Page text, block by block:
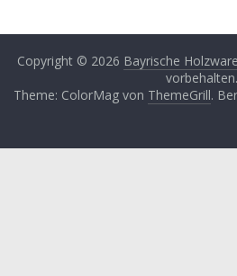
Copyright © 2026 Bayrische
vorbehalten.
Theme: ColorMag von ThemeGrill.